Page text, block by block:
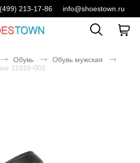
213-17-86 info@shoestown.ru
Обувь
Обувь мужская
11016-001